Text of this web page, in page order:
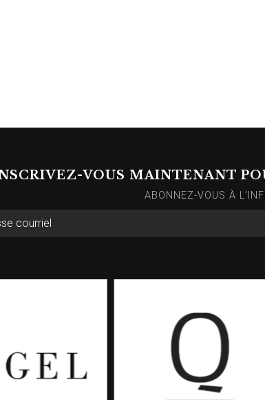
VOUS MAINTENANT
ABONNEZ-VOUS À